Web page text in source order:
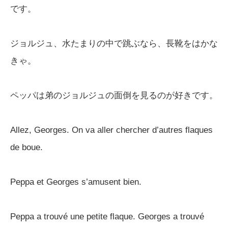
です。
ジョルジュ、水たまりの中で跳ぶなら、長靴をはかな
きゃ。
ペッパは弟のジョルジュの面倒を見るのが好きです。
Allez, Georges. On va aller chercher d’autres flaques
de boue.
Peppa et Georges s’amusent bien.
Peppa a trouvé une petite flaque. Georges a trouvé